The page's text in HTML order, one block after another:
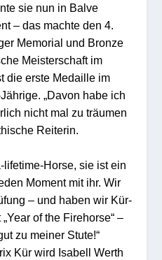
sie nun in Balve
– das machte den 4.
Memorial und Bronze
Meisterschaft im
die erste Medaille im
„Davon habe ich
nicht mal zu träumen
Reiterin.
lifetime-Horse, sie ist ein
Moment mit ihr. Wir
– und haben wir Kür-
of the Firehorse“ –
zu meiner Stute!“
Kür wird Isabell Werth